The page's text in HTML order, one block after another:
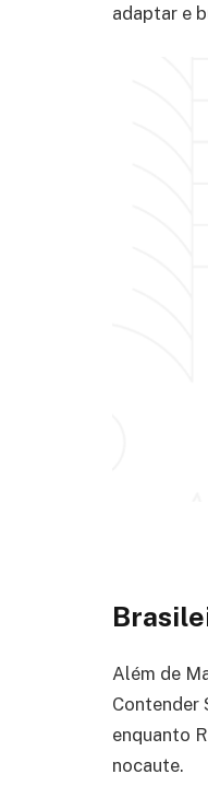
adaptar e
Além de
Contender
enquanto
nocaute.